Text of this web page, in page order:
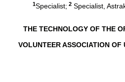
1Specialist; 2Specialist,
THE TECHNOLOGY OF THE
VOLUNTEER ASSOCIATION OF